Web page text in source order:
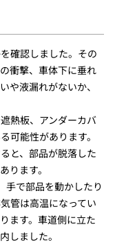
確認しました。その
衝撃、車体下に垂れ
や液漏れがないか、
熱板、アンダーカバ
可能性があります。
と、部品が脱落した
ります。
手で部品を動かしたり
管は高温になってい
ます。車道側に立た
しました。